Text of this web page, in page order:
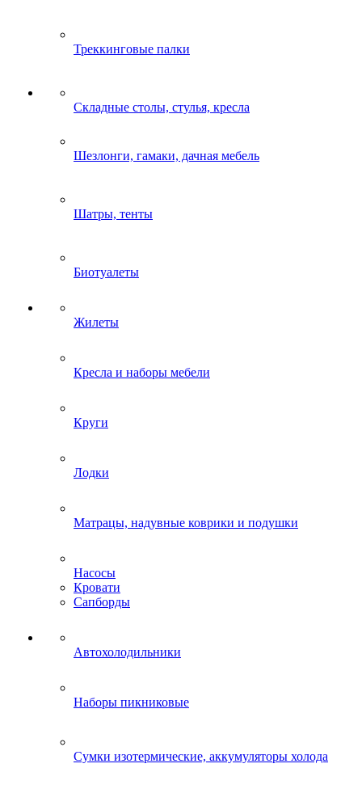
Треккинговые палки
Складные столы, стулья, кресла
Шезлонги, гамаки, дачная мебель
Шатры, тенты
Биотуалеты
Жилеты
Кресла и наборы мебели
Круги
Лодки
Матрацы, надувные коврики и подушки
Насосы
Кровати
Сапборды
Автохолодильники
Наборы пикниковые
Сумки изотермические, аккумуляторы холода